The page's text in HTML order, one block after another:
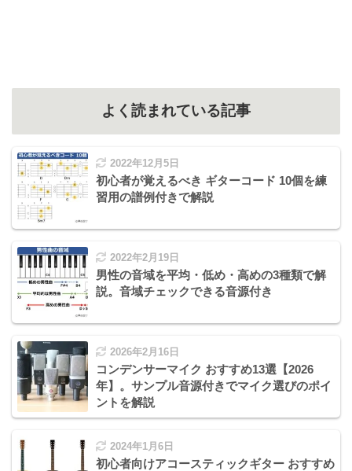
よく読まれている記事
2022年12月5日
初心者が覚えるべき ギターコード 10個を練
習用の譜例付きで解説
2022年2月19日
男性の音域を平均・低め・高めの3種類で解
説。音域チェックできる音源付き
2026年2月16日
コンデンサーマイク おすすめ13選【2026
年】。サンプル音源付きでマイク選びのポイ
ントを解説
2024年1月6日
初心者向けアコースティックギター おすすめ